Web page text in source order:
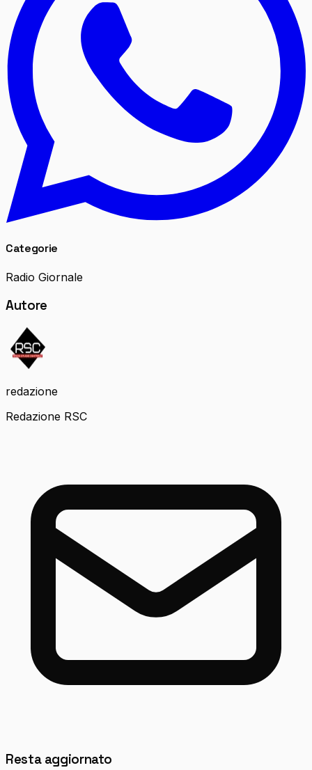
Categorie
Radio Giornale
Autore
redazione
Redazione RSC
Resta aggiornato